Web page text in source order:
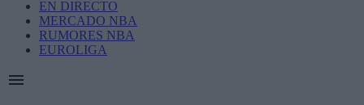
Main
navigation
EN DIRECTO
MERCADO NBA
RUMORES NBA
EUROLIGA